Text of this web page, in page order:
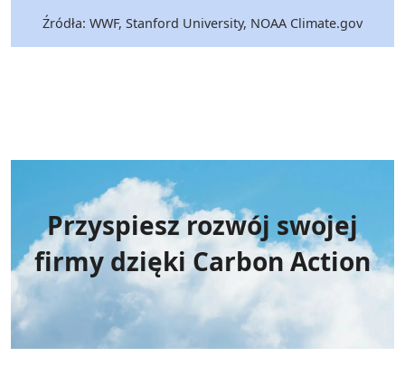
Źródła: WWF, Stanford University, NOAA Climate.gov
Przyspiesz rozwój swojej
firmy dzięki Carbon Action